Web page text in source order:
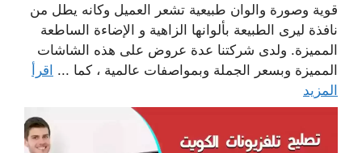
قوية وصورة والوان طبيعية تشعر العميل وكانه يطل من
نافذة ليرى الطبيعة بألوانها الزاهية و الإضاءة الساطعة
المميزة. ولدى شركتنا عدة عروض على هذه الشاشات
المميزة وبسعر الجملة وبمواصفات عالمية ، كما ... اقرأ
المزيد